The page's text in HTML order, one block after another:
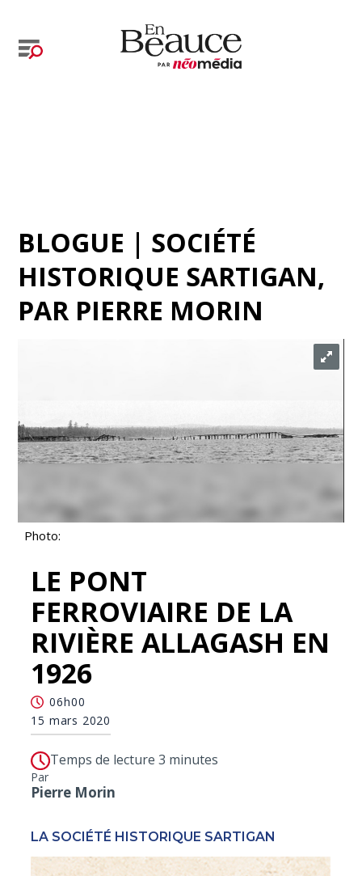
BLOGUE | SOCIÉTÉ
HISTORIQUE SARTIGAN,
PAR PIERRE MORIN
Photo:
LE PONT
FERROVIAIRE DE LA
RIVIÈRE ALLAGASH EN
1926
06h00
15 mars 2020
Temps de lecture 3 minutes
Par
Pierre Morin
LA SOCIÉTÉ HISTORIQUE SARTIGAN